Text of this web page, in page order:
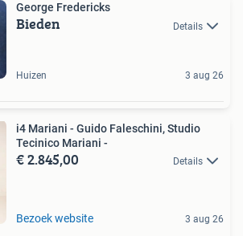
George Fredericks
Bieden Details
Huizen 3 aug 26
i4 Mariani - Guido Faleschini, Studio
Tecinico Mariani -
€ 2.845,00 Details
Bezoek website 3 aug 26